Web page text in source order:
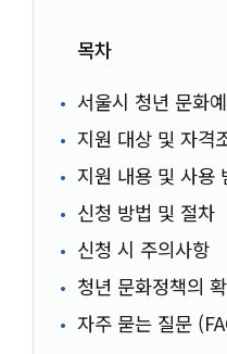
목차
서울시 청년 문화
지원 대상 및 자격
지원 내용 및 사용
신청 방법 및 절차
신청 시 주의사항
청년 문화정책의
자주 묻는 질문